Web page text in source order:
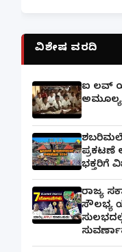
ವಿಶೇಷ ವರದಿ
ಐ ಲವ್
ಶಬರಿಮಲೆ
ಪ್ರಕಟಣೆ
ಭಕ್ತರಿಗೆ
ರಾಜ್ಯ
ಸೌಲಭ್ಯ